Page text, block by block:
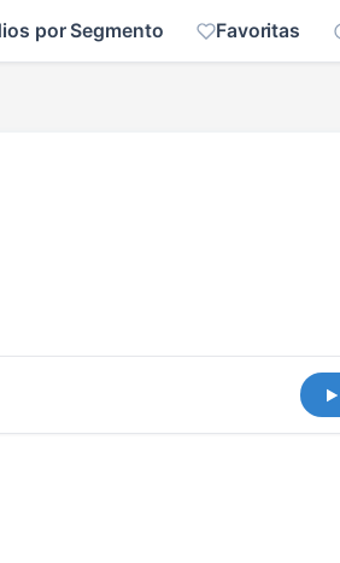
por Segmento Favoritas